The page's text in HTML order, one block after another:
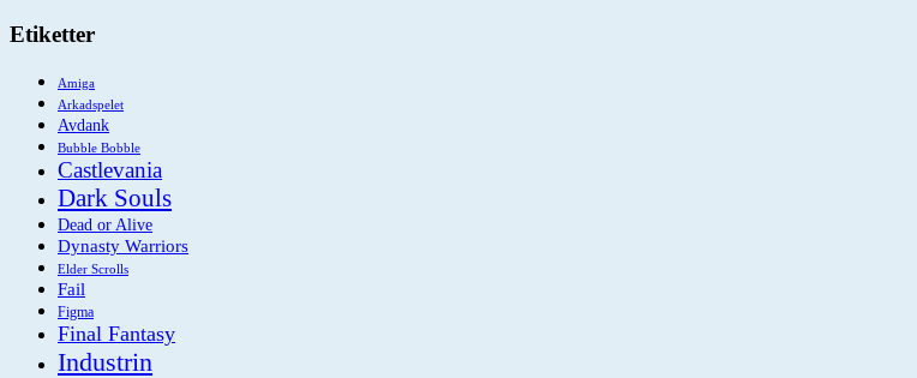
Etiketter
Amiga
Arkadspelet
Avdank
Bubble Bobble
Castlevania
Dark Souls
Dead or Alive
Dynasty Warriors
Elder Scrolls
Fail
Figma
Final Fantasy
Industrin